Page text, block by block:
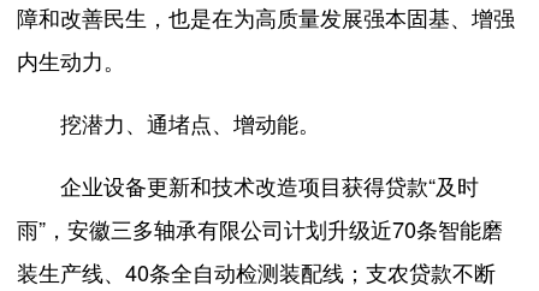
障和改善民生，也是在为高质量发展强本固基、增强
内生动力。
挖潜力、通堵点、增动能。
企业设备更新和技术改造项目获得贷款“及时
雨”，安徽三多轴承有限公司计划升级近70条智能磨
装生产线、40条全自动检测装配线；支农贷款不断